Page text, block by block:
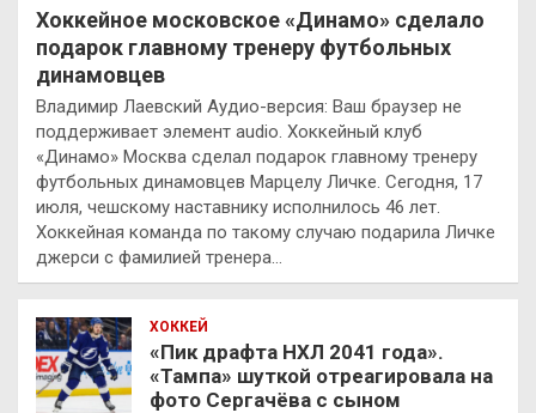
Хоккейное московское «Динамо» сделало
подарок главному тренеру футбольных
динамовцев
Владимир Лаевский Аудио-версия: Ваш браузер не
поддерживает элемент audio. Хоккейный клуб
«Динамо» Москва сделал подарок главному тренеру
футбольных динамовцев Марцелу Личке. Сегодня, 17
июля, чешскому наставнику исполнилось 46 лет.
Хоккейная команда по такому случаю подарила Личке
джерси с фамилией тренера…
ХОККЕЙ
«Пик драфта НХЛ 2041 года».
«Тампа» шуткой отреагировала на
фото Сергачёва с сыном